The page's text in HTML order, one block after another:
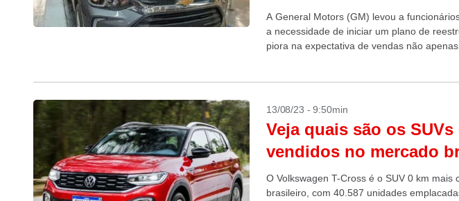
A General Motors (GM) levou a
a necessidade de iniciar um plano de
piora na expectativa de vendas não
13/08/23 - 9:50min
Veja quais são os SUVs
vendidos no mercado
O Volkswagen T-Cross é o SUV 0 km mais
brasileiro, com 40.587 unidades